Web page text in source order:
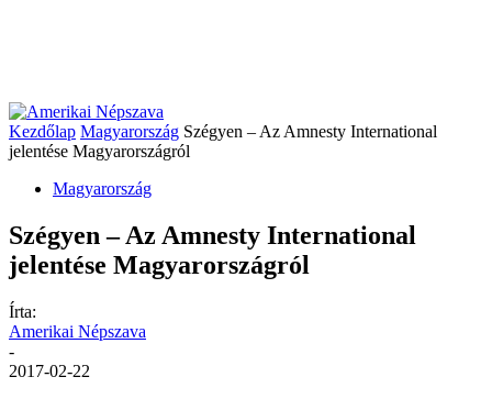
Kezdőlap Magyarország Szégyen – Az Amnesty International
jelentése Magyarországról
Magyarország
Szégyen – Az Amnesty International
jelentése Magyarországról
Írta:
Amerikai Népszava
-
2017-02-22